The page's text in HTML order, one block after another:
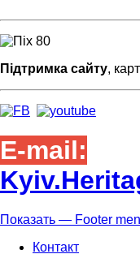
Підтримка сайту,
E-mail:
Footer
Показать — Footer
Контакт